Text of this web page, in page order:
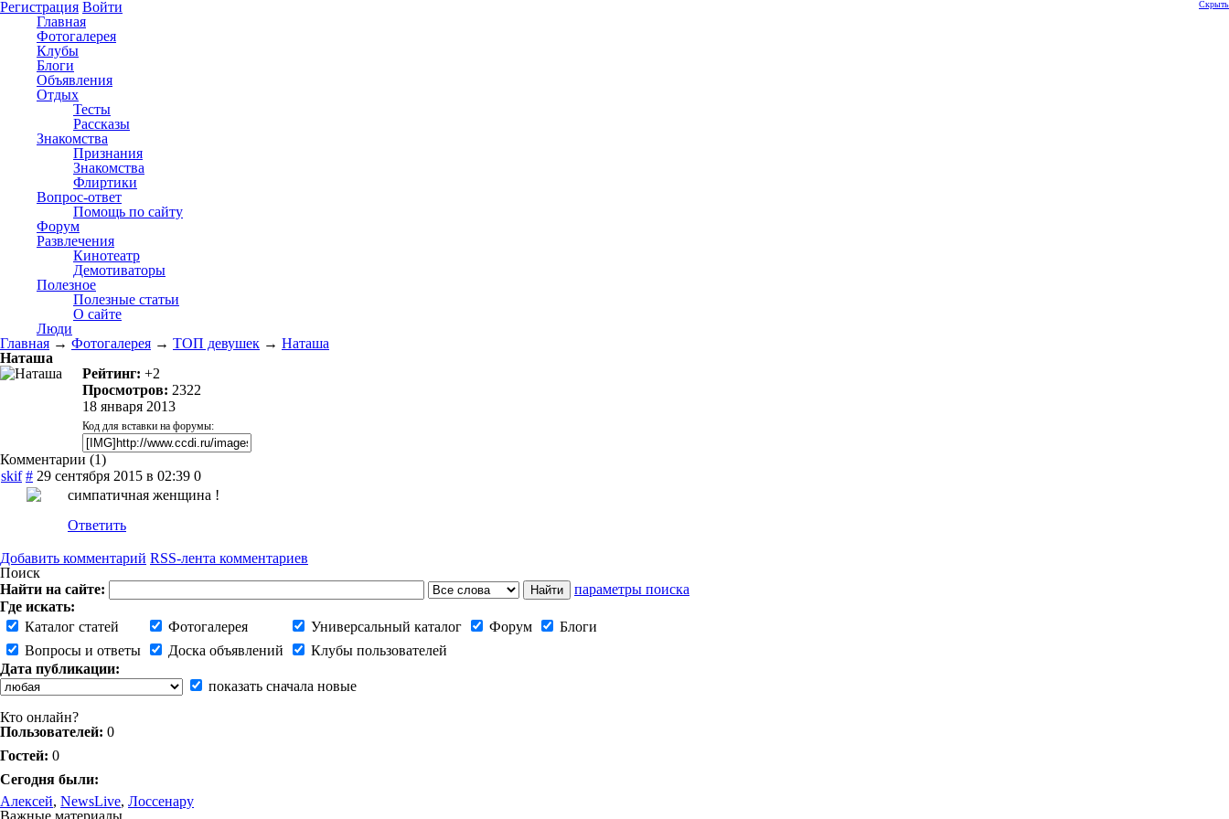
Регистрация Войти
Главная
Фотогалерея
Клубы
Блоги
Объявления
Отдых
Тесты
Рассказы
Знакомства
Признания
Знакомства
Флиртики
Вопрос-ответ
Помощь по сайту
Форум
Развлечения
Кинотеатр
Демотиваторы
Полезное
Полезные статьи
О сайте
Люди
Главная → Фотогалерея → ТОП девушек → Наташа
Наташа
Рейтинг: +2
Просмотров: 2322
18 января 2013
Код для вставки на форумы:
Комментарии (1)
skif # 29 сентября 2015 в 02:39 0
симпатичная женщина !
Ответить
Добавить комментарий RSS-лента комментариев
Поиск
Найти на сайте:
параметры поиска
Где искать:
Каталог статей
Фотогалерея Универсальный каталог Форум
Блоги
Вопросы и ответы
Доска объявлений
Клубы пользователей
Дата публикации:
показать сначала новые
Скрыть
Кто онлайн?
Пользователей: 0
Гостей: 0
Сегодня были:
Алексей, NewsLive, Лоссенару
Важные материалы